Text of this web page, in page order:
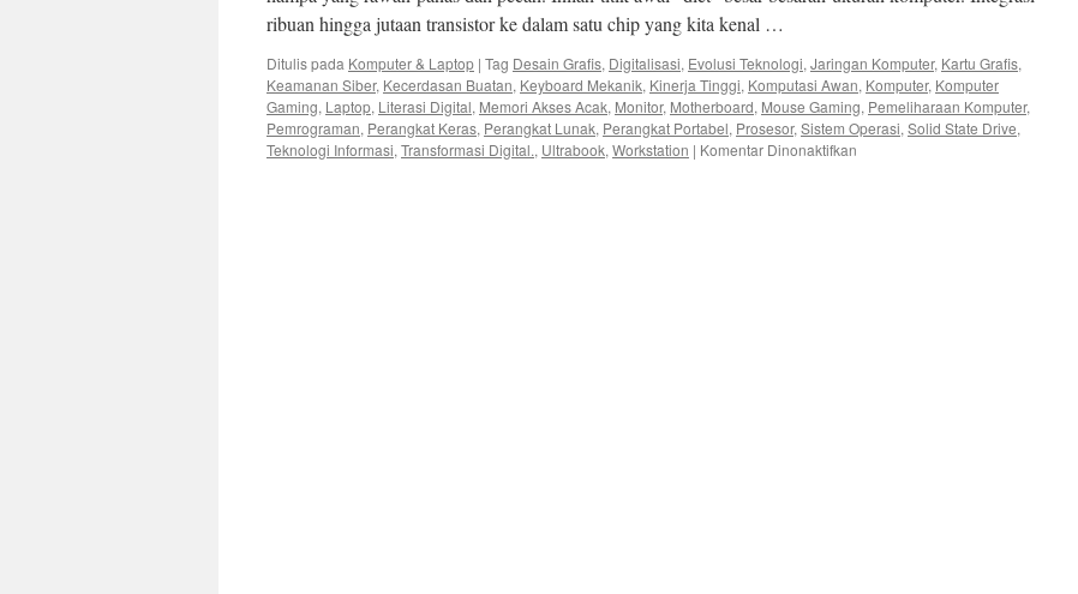
ribuan hingga jutaan transistor ke dalam satu chip yang kita kenal …
Ditulis pada Komputer & Laptop | Tag Desain Grafis, Digitalisasi, Evolusi Teknologi, Jaringan Komputer, Kartu Grafis,
Keamanan Siber, Kecerdasan Buatan, Keyboard Mekanik, Kinerja Tinggi, Komputasi Awan, Komputer, Komputer
Gaming, Laptop, Literasi Digital, Memori Akses Acak, Monitor, Motherboard, Mouse Gaming, Pemeliharaan Komputer,
Pemrograman, Perangkat Keras, Perangkat Lunak, Perangkat Portabel, Prosesor, Sistem Operasi, Solid State Drive,
Teknologi Informasi, Transformasi Digital., Ultrabook, Workstation | Komentar Dinonaktifkan